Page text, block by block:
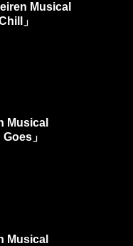
Musical
」
Musical
」
Musical